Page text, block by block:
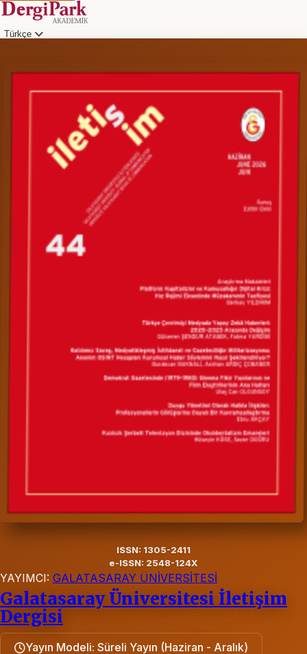
Türkçe
ISSN: 1305-2411
e-ISSN: 2548-124X
YAYIMCI: GALATASARAY ÜNİVERSİTESİ
Galatasaray Üniversitesi İletişim
Dergisi
Yayın Modeli: Süreli Yayın (Haziran - Aralık)